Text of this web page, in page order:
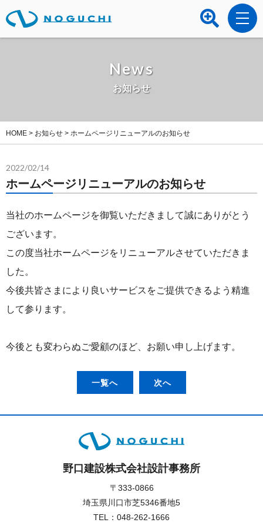
News
お知らせ
HOME > お知らせ > ホームページリニューアルのお知らせ
2022/02/14
ホームページリニューアルのお知らせ
当社のホームページを御覧いただきまして誠にありがとう
ございます。
この度当社ホームページをリニューアルさせていただきま
した。
今後共皆さまにより良いサービスをご提供できるよう精進
して参ります。
今後とも変わらぬご愛顧のほど、お願い申し上げます。
一覧へ 次へ
野口建設株式会社設計事務所
〒333-0866
埼玉県川口市芝5346番地5
TEL： 048-262-1666